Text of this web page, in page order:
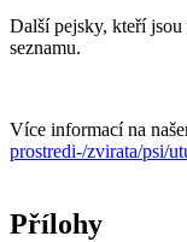
Další pejsky, kteří
seznamu.
Více informací na
prostredi-/zvirata/psi/
Přílohy